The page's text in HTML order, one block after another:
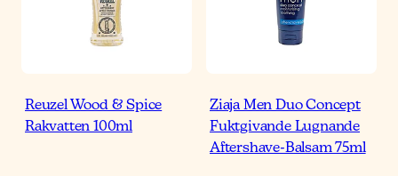
Reuzel Wood & Spice
Rakvatten 100ml
Ziaja Men Duo Concept
Fuktgivande Lugnande
Aftershave-Balsam 75ml